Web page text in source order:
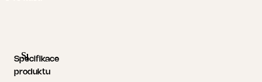
Specifikace produktu
Specifikace
produktu